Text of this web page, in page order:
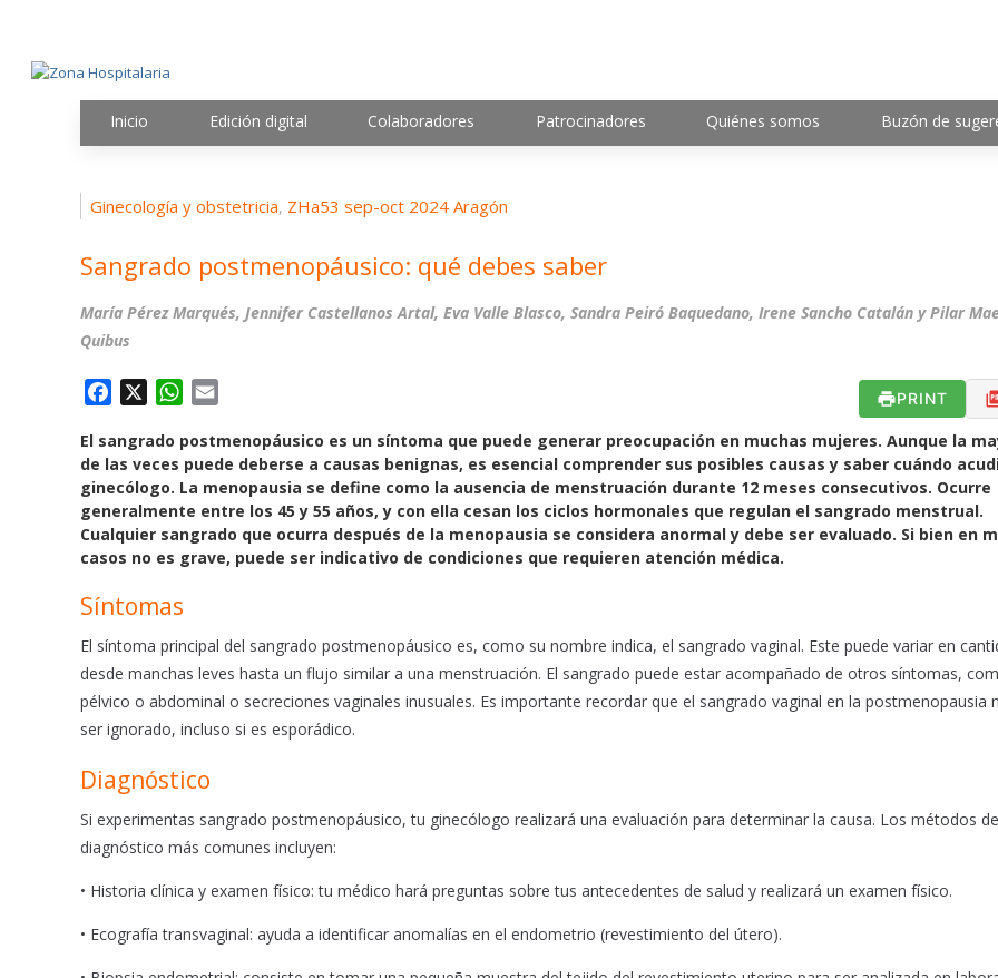
Inicio Edición digital Colaboradores Patrocinadores Quiénes somos Buzón de
Ginecología y obstetricia, ZHa53 sep-oct 2024 Aragón
Sangrado postmenopáusico: qué debes saber
María Pérez Marqués, Jennifer Castellanos Artal, Eva Valle Blasco, Sandra Peiró Baquedano, Irene Sancho Catalán y Pilar
Quibus
c
e
b
o
o
W
a
t
s
A
p
a
i
l
PRINT
El sangrado postmenopáusico es un síntoma que puede generar preocupación en muchas mujeres. Aunque la
de las veces puede deberse a causas benignas, es esencial comprender sus posibles causas y saber cuándo
ginecólogo. La menopausia se define como la ausencia de menstruación durante 12 meses consecutivos. Ocurre
generalmente entre los 45 y 55 años, y con ella cesan los ciclos hormonales que regulan el sangrado menstrual.
Cualquier sangrado que ocurra después de la menopausia se considera anormal y debe ser evaluado. Si bien en
casos no es grave, puede ser indicativo de condiciones que requieren atención médica.
Síntomas
El síntoma principal del sangrado postmenopáusico es, como su nombre indica, el sangrado vaginal. Este puede variar en
desde manchas leves hasta un flujo similar a una menstruación. El sangrado puede estar acompañado de otros síntomas,
pélvico o abdominal o secreciones vaginales inusuales. Es importante recordar que el sangrado vaginal en la postmenopausia
ser ignorado, incluso si es esporádico.
Diagnóstico
Si experimentas sangrado postmenopáusico, tu ginecólogo realizará una evaluación para determinar la causa. Los métodos de
diagnóstico más comunes incluyen:
• Historia clínica y examen físico: tu médico hará preguntas sobre tus antecedentes de salud y realizará un examen físico.
• Ecografía transvaginal: ayuda a identificar anomalías en el endometrio (revestimiento del útero).